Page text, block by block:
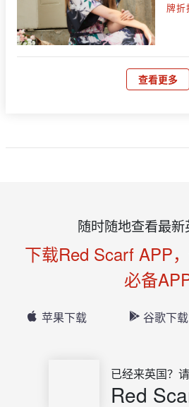
牌折
查看更多
随时随地查看最
下载Red Scarf APP
必备
苹果下载 谷歌下载
已经来英国？
Red